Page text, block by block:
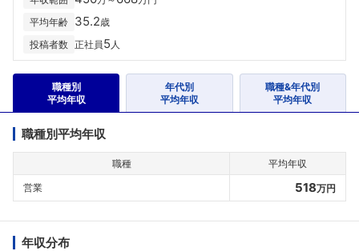
平均年齢 35.2歳
投稿者数 正社員5 人
職種別
平均年収
年代別
平均年収
職種&年代別
平均年収
職種別平均年収
職種
平均年収
営業
518万円
年収分布